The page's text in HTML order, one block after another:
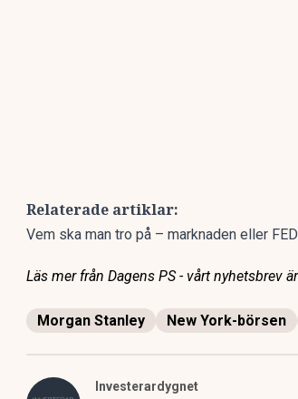
Relaterade artiklar:
Vem ska man tro på – marknaden eller
Läs mer från Dagens PS - vårt nyhetsbrev
Morgan Stanley New York-börsen
Investerardygnet